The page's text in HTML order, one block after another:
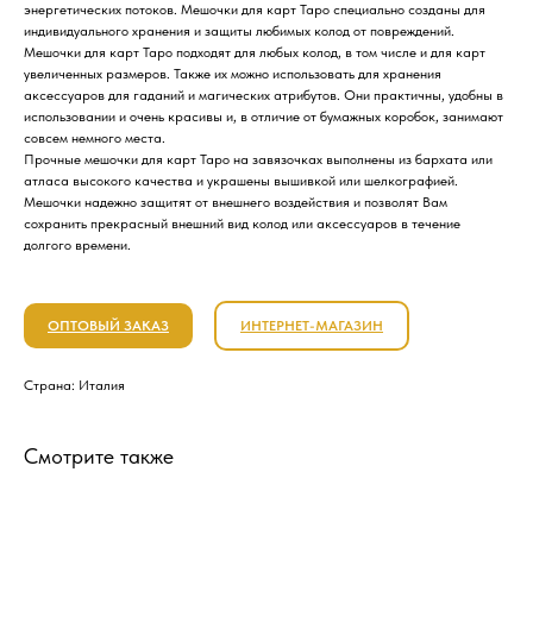
энергетических потоков. Мешочки для карт Таро специально созданы для
индивидуального хранения и защиты любимых колод от повреждений.
Мешочки для карт Таро подходят для любых колод, в том числе и для карт
увеличенных размеров. Также их можно использовать для хранения
аксессуаров для гаданий и магических атрибутов. Они практичны, удобны в
использовании и очень красивы и, в отличие от бумажных коробок, занимают
совсем немного места.
Прочные мешочки для карт Таро на завязочках выполнены из бархата или
атласа высокого качества и украшены вышивкой или шелкографией.
Мешочки надежно защитят от внешнего воздействия и позволят Вам
сохранить прекрасный внешний вид колод или аксессуаров в течение
долгого времени.
ОПТОВЫЙ ЗАКАЗ ИНТЕРНЕТ-МАГАЗИН
Страна: Италия
Смотрите также